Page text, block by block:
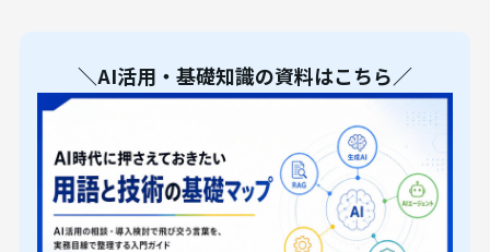
＼AI活用・基礎知識の資料はこちら／